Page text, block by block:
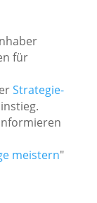
für
Strategie-
meistern"